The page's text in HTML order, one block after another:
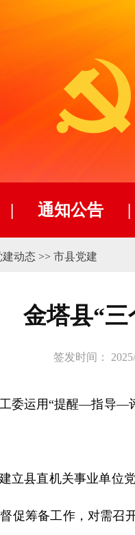
| 通知公告 |
建动态 >> 市县党建
金塔县“
签发时间：
运用“提醒—指导—评
县直机关事业单位
促筹备工作，对需召